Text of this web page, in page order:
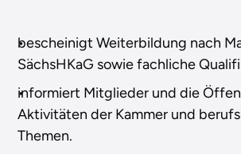
bescheinigt Weiterbildung nach
SächsHKaG sowie fachliche
informiert Mitglieder und die
Aktivitäten der Kammer und
Themen.